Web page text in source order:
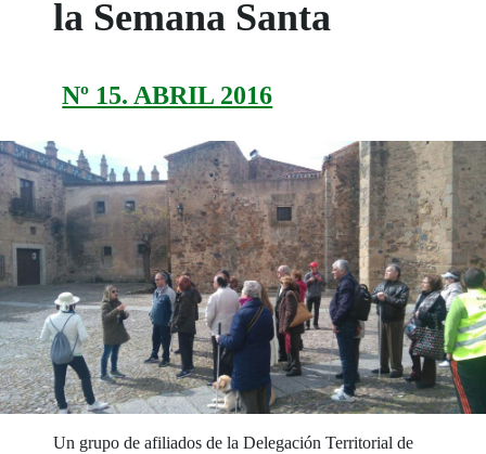
la Semana Santa
Nº 15. ABRIL 2016
Un grupo de afiliados de la Delegación Territorial de